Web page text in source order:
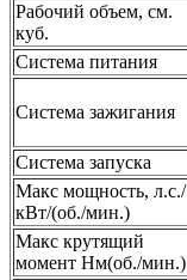
Рабочий объем, см.
куб.
Система питания
Система зажигания
Система запуска
Макс мощность, л.с./
кВт/(об./мин.)
Макс крутящий
момент Нм(об./мин.)